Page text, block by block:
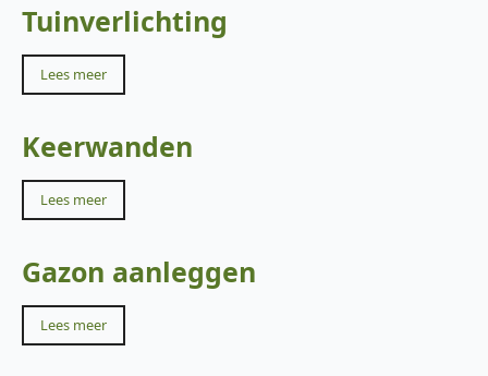
Tuinverlichting
Lees meer
Keerwanden
Lees meer
Gazon aanleggen
Lees meer